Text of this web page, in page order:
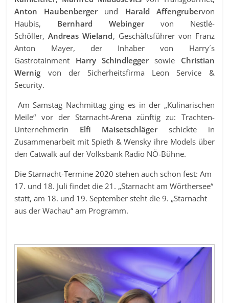
Anton Haubenbergerund Harald Affengrubervon
Haubis, Bernhard Webinger von Nestlé-
Schöller,Andreas Wieland, Geschäftsführer von Franz
Anton Mayer, der Inhaber von Harry´s
Gastrotainment Harry Schindleggersowie Christian
Wernig von der Sicherheitsfirma Leon Service &
Security.
Am Samstag Nachmittag ging es in der „Kulinarischen
Meile“ vor der Starnacht-Arena zünftig zu: Trachten-
Unternehmerin Elfi Maisetschlägerschickte in
Zusammenarbeit mit Spieth & Wensky ihre Models über
den Catwalk auf der Volksbank Radio NÖ-Bühne.
Die Starnacht-Termine 2020 stehen auch schon fest: Am
17. und 18. Juli findet die 21. „Starnacht am Wörthersee“
statt, am 18. und 19. September steht die 9. „Starnacht
aus der Wachau“ am Programm.